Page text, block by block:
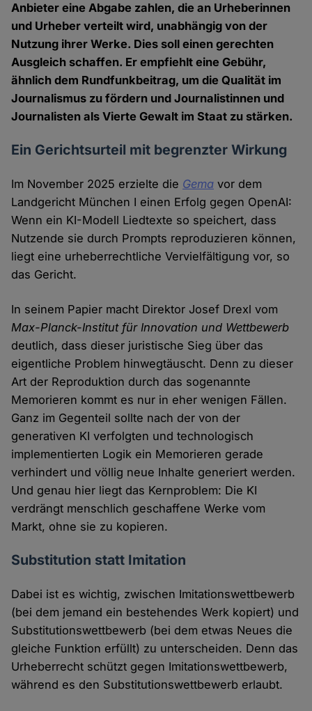
Anbieter eine Abgabe zahlen, die an Urheberinnen
und Urheber verteilt wird, unabhängig von der
Nutzung ihrer Werke. Dies soll einen gerechten
Ausgleich schaffen. Er empfiehlt eine Gebühr,
ähnlich dem Rundfunkbeitrag, um die Qualität im
Journalismus zu fördern und Journalistinnen und
Journalisten als Vierte Gewalt im Staat zu stärken.
Ein Gerichtsurteil mit begrenzter Wirkung
Im November 2025 erzielte die Gema vor dem
Landgericht München I einen Erfolg gegen OpenAI:
Wenn ein KI-Modell Liedtexte so speichert, dass
Nutzende sie durch Prompts reproduzieren können,
liegt eine urheberrechtliche Vervielfältigung vor, so
das Gericht.
In seinem Papier macht Direktor Josef Drexl vom
Max-Planck-Institut für Innovation und Wettbewerb
deutlich, dass dieser juristische Sieg über das
eigentliche Problem hinwegtäuscht. Denn zu dieser
Art der Reproduktion durch das sogenannte
Memorieren kommt es nur in eher wenigen Fällen.
Ganz im Gegenteil sollte nach der von der
generativen KI verfolgten und technologisch
implementierten Logik ein Memorieren gerade
verhindert und völlig neue Inhalte generiert werden.
Und genau hier liegt das Kernproblem: Die KI
verdrängt menschlich geschaffene Werke vom
Markt, ohne sie zu kopieren.
Substitution statt Imitation
Dabei ist es wichtig, zwischen Imitationswettbewerb
(bei dem jemand ein bestehendes Werk kopiert) und
Substitutionswettbewerb (bei dem etwas Neues die
gleiche Funktion erfüllt) zu unterscheiden. Denn das
Urheberrecht schützt gegen Imitationswettbewerb,
während es den Substitutionswettbewerb erlaubt.